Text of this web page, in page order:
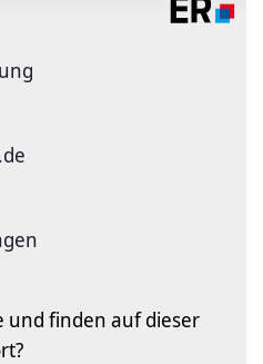
und finden auf dieser